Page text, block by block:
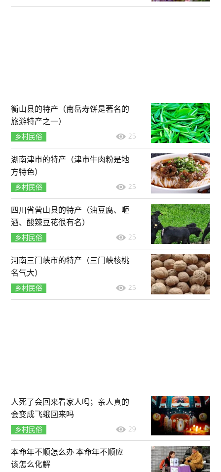
衡山县的特产（南岳寿饼是著名的
旅游特产之一）
乡村民俗 25
湖南津市的特产（津市牛肉粉是地
方特色）
乡村民俗 25
四川省营山县的特产（油豆腐、咂
酒、酸辣豆花很有名）
乡村民俗 25
河南三门峡市的特产（三门峡核桃
名气大）
乡村民俗 25
人死了会回来看家人吗；亲人真的
会变成飞蛾回来吗
乡村民俗 29
本命年不顺怎么办 本命年不顺应
该怎么化解